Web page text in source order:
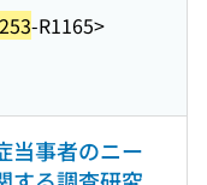
-R1165>
当事者のニー